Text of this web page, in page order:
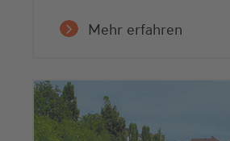
Mehr erfahren